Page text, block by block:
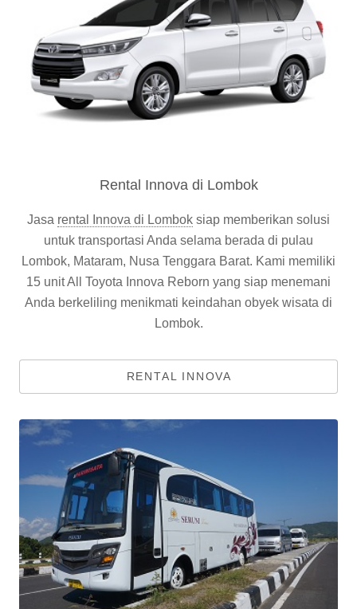
Rental Innova di Lombok
Jasa rental Innova di Lombok siap memberikan solusi
untuk transportasi Anda selama berada di pulau
Lombok, Mataram, Nusa Tenggara Barat. Kami memiliki
15 unit All Toyota Innova Reborn yang siap menemani
Anda berkeliling menikmati keindahan obyek wisata di
Lombok.
RENTAL INNOVA